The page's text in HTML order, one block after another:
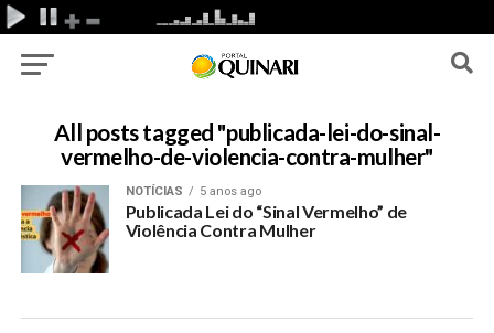
All posts tagged "publicada-lei-do-sinal-
vermelho-de-violencia-contra-mulher"
NOTÍCIAS 5 anos ago
Publicada Lei do “Sinal Vermelho” de
Violência Contra Mulher